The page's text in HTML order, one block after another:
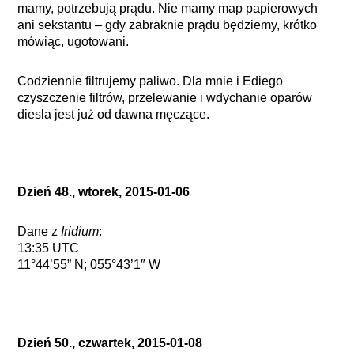
mamy, potrzebują prądu. Nie mamy map papierowych
ani sekstantu – gdy zabraknie prądu będziemy, krótko
mówiąc, ugotowani.
Codziennie filtrujemy paliwo. Dla mnie i Ediego
czyszczenie filtrów, przelewanie i wdychanie oparów
diesla jest już od dawna męczące.
Dzień 48., wtorek, 2015-01-06
Dane zIridium:
13:35 UTC
11°44’55” N; 055°43’1″ W
Dzień 50., czwartek, 2015-01-08